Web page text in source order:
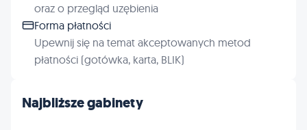
Najbliższe gabinety
oraz o przegląd uzębienia
Forma płatności
Upewnij się na temat akceptowanych metod
płatności (gotówka, karta, BLIK)